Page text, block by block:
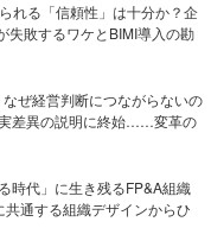
れる「信頼性」は十分か？企
失敗するワケとBIMI導入の勘
ぜ経営判断につながらないの
差異の説明に終始……変革の
時代」に生き残るFP&A組織
通する組織デザインからひ